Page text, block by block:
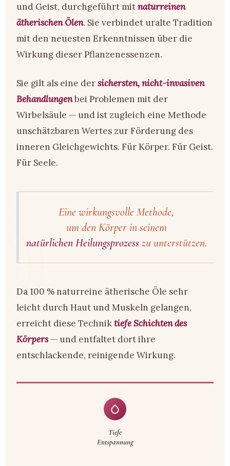
und Geist, durchgeführt mitnaturreinen
ätherischen Ölen. Sie verbindet uralte Tradition
mit den neuesten Erkenntnissen über die
Wirkung dieser Pflanzenessenzen.
Sie gilt als eine dersichersten, nicht-invasiven
Behandlungenbei Problemen mit der
Wirbelsäule — und ist zugleich eine Methode
unschätzbaren Wertes zur Förderung des
inneren Gleichgewichts. Für Körper. Für Geist.
Für Seele.
Eine wirkungsvolle Methode,
um den Körper in seinem
natürlichen Heilungsprozesszu unterstützen.
Da 100 % naturreine ätherische Öle sehr
leicht durch Haut und Muskeln gelangen,
erreicht diese Techniktiefe Schichten des
Körpers— und entfaltet dort ihre
entschlackende, reinigende Wirkung.
Tiefe
Entspannung